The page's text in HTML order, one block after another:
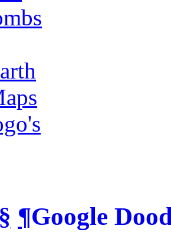
§ ¶Google